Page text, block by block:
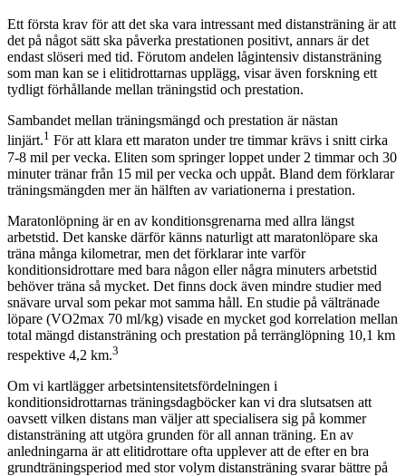
Ett första krav för att det ska vara intressant med distansträning är att
det på något sätt ska påverka prestationen positivt, annars är det
endast slöseri med tid. Förutom andelen lågintensiv distansträning
som man kan se i elitidrottarnas upplägg, visar även forskning ett
tydligt förhållande mellan träningstid och prestation.
Sambandet mellan träningsmängd och prestation är nästan
linjärt.1 För att klara ett maraton under tre timmar krävs i snitt cirka
7-8 mil per vecka. Eliten som springer loppet under 2 timmar och 30
minuter tränar från 15 mil per vecka och uppåt. Bland dem förklarar
träningsmängden mer än hälften av variationerna i prestation.
Maratonlöpning är en av konditionsgrenarna med allra längst
arbetstid. Det kanske därför känns naturligt att maratonlöpare ska
träna många kilometrar, men det förklarar inte varför
konditionsidrottare med bara någon eller några minuters arbetstid
behöver träna så mycket. Det finns dock även mindre studier med
snävare urval som pekar mot samma håll. En studie på vältränade
löpare (VO2max 70 ml/kg) visade en mycket god korrelation mellan
total mängd distansträning och prestation på terränglöpning 10,1 km
respektive 4,2 km.3
Om vi kartlägger arbetsintensitetsfördelningen i
konditionsidrottarnas träningsdagböcker kan vi dra slutsatsen att
oavsett vilken distans man väljer att specialisera sig på kommer
distansträning att utgöra grunden för all annan träning. En av
anledningarna är att elitidrottare ofta upplever att de efter en bra
grundträningsperiod med stor volym distansträning svarar bättre på